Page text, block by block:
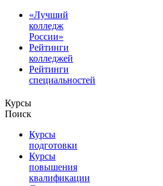
«Лучший
колледж
России»
Рейтинги
колледжей
Рейтинги
специальностей
Курсы
Поиск
Курсы
подготовки
Курсы
повышения
квалификации